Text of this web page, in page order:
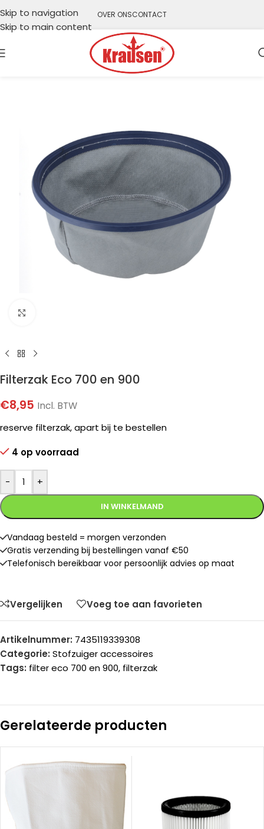
Skip to navigation
Skip to main content
OVER ONSCONTACT
Filterzak Eco 700 en 900
€8,95 Incl. BTW
reserve filterzak, apart bij te bestellen
4 op voorraad
- +
IN WINKELMAND
Vandaag besteld = morgen verzonden
Gratis verzending bij bestellingen vanaf €50
Telefonisch bereikbaar voor persoonlijk advies op maat
Vergelijken Voeg toe aan favorieten
Artikelnummer: 7435119339308
Categorie: Stofzuiger accessoires
Tags: filter eco 700 en 900, filterzak
Gerelateerde producten